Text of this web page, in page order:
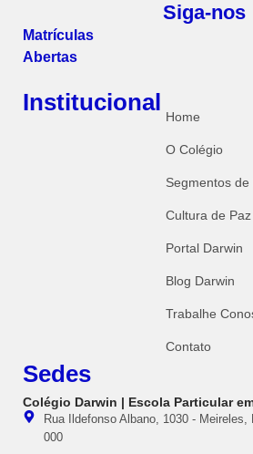
Matrículas
Abertas
Siga-nos
Institucional
Home
O Colégio
Segmentos de
Cultura de Paz
Portal Darwin
Blog Darwin
Trabalhe
Contato
Sedes
Colégio Darwin | Escola Particular
Rua Ildefonso Albano, 1030 - Meireles,
000